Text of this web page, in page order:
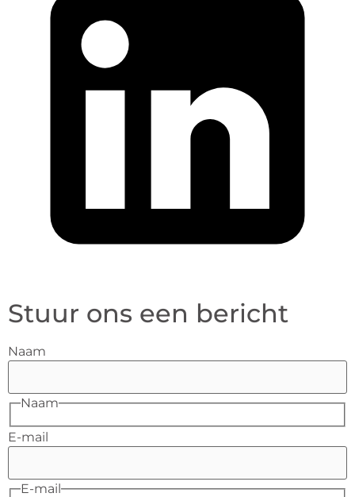
Stuur ons een bericht
Naam
Naam
E-mail
E-mail